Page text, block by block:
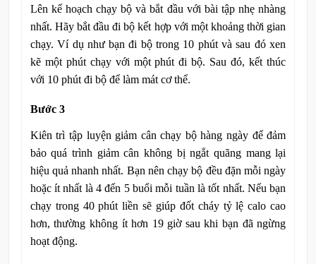
Lên kế hoạch chạy bộ và bắt đầu với bài tập nhẹ nhàng
nhất. Hãy bắt đầu đi bộ kết hợp với một khoảng thời gian
chạy. Ví dụ như bạn đi bộ trong 10 phút và sau đó xen
kẽ một phút chạy với một phút đi bộ. Sau đó, kết thúc
với 10 phút đi bộ để làm mát cơ thể.
Bước 3
Kiên trì tập luyện giảm cân chạy bộ hàng ngày để đảm
bảo quá trình giảm cân không bị ngắt quãng mang lại
hiệu quả nhanh nhất. Bạn nên chạy bộ đều đặn mỗi ngày
hoặc ít nhất là 4 đến 5 buổi mỗi tuần là tốt nhất. Nếu bạn
chạy trong 40 phút liền sẽ giúp đốt cháy tỷ lệ calo cao
hơn, thường không ít hơn 19 giờ sau khi bạn đã ngừng
hoạt động.